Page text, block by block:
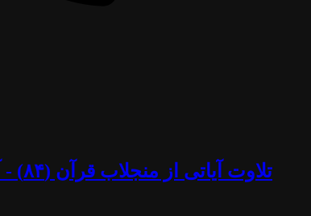
تلاوت آیاتی از منجلاب قرآن (۸۴) - آزادی بیان، تابوشکنی، بت‌شکنی – مرزها و محدودیت‌ها؟ - آزاد فارسانی